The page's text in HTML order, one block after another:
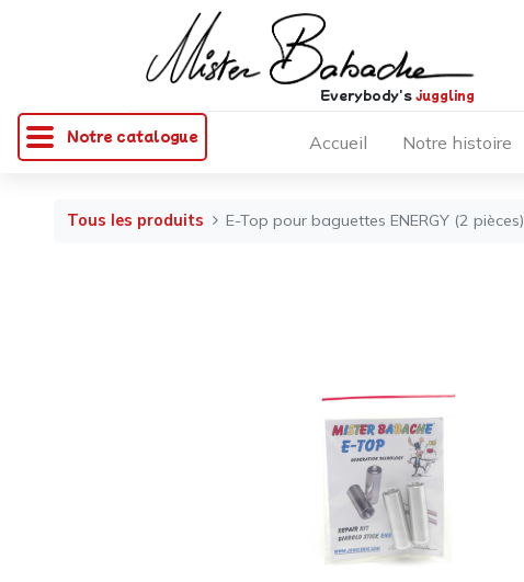
Notre catalogue
Everybody'sjuggling
Accueil Notre histoire
Tous les produits E-Top pour baguettes ENERGY (2 pièces)